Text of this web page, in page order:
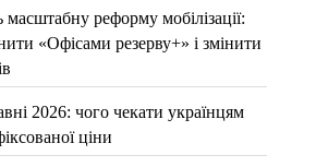
реформу мобілізації:
«Офісами резерву+» і змінити
2026: чого чекати українцям
ціни